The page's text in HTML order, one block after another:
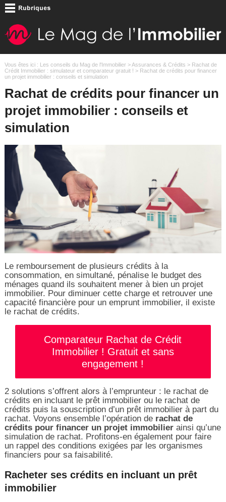
Vous êtes ici : Les conseils du Mag de l'Immobilier>Assurances & Crédits > Rachat de
Crédit Immobilier : simulateur et comparateur gratuit ! > Rachat de crédits pour financer
un projet immobilier : conseils et simulation
Rachat de crédits pour financer un
projet immobilier : conseils et
simulation
Le remboursement de plusieurs crédits à la
consommation, en simultané, pénalise le budget des
ménages quand ils souhaitent mener à bien un projet
immobilier. Pour diminuer cette charge et retrouver une
capacité financière pour un emprunt immobilier, il existe
le rachat de crédits.
Comparateur Rachat de Crédit
Immobilier ! Gratuit et sans
engagement !
2 solutions s’offrent alors à l’emprunteur : le rachat de
crédits en incluant le prêt immobilier ou le rachat de
crédits puis la souscription d’un prêt immobilier à part du
rachat. Voyons ensemble l’opération de rachat de
crédits pour financer un projet immobilierainsi qu’une
simulation de rachat. Profitons-en également pour faire
un rappel des conditions exigées par les organismes
financiers pour sa faisabilité.
Racheter ses crédits en incluant un prêt
immobilier